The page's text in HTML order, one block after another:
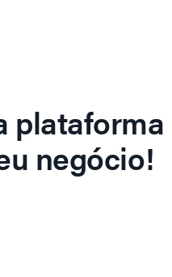
negócio!